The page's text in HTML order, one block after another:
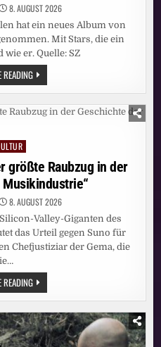
8. AUGUST 2026
hat ein neues Album von
Mit Stars, die ein
wie er. Quelle: SZ
READINGJAZZ:
102
JAHRE
UND
KEIN
BISSCHEN
größte Raubzug in der
8. AUGUST 2026
Valley-Giganten des
das Urteil gegen Suno für
Chefjustiziar der Gema, die
READINGPOP
UND
KI:
„DAS
IST
DER
GRÖSSTE R